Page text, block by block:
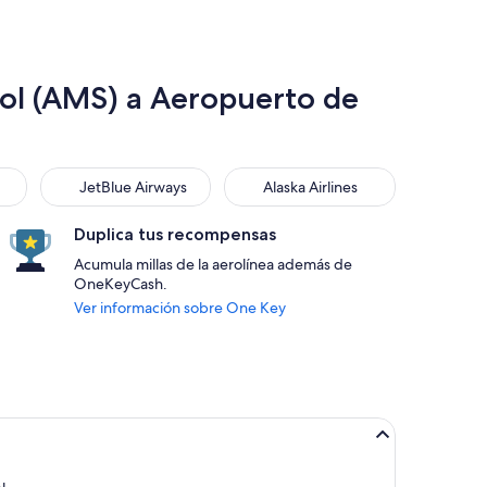
(AMS) a Aeropuerto de
JetBlue Airways
JetBlue Airways Alaska Airlines
Alaska Airlines
Duplica tus recompensas
Acumula millas de la aerolínea además de
OneKeyCash.
Ver información sobre One Key